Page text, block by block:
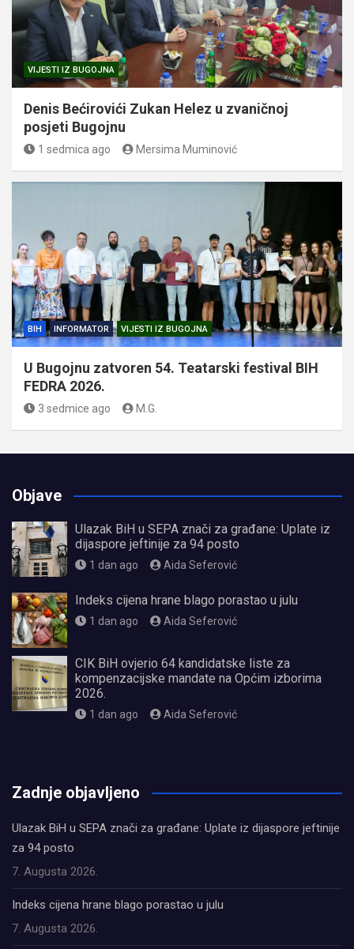
VIJESTI IZ BUGOJNA
Denis Bećirovići Zukan Helez u zvaničnoj
posjeti Bugojnu
1 sedmica ago Mersima Muminović
BIH INFORMATOR VIJESTI IZ BUGOJNA
U Bugojnu zatvoren 54. Teatarski festival BIH
FEDRA 2026.
3 sedmice ago M.G.
Objave
Ulazak BiH u SEPA znači za građane: Uplate iz
dijaspore jeftinije za 94 posto
1 dan ago Aida Seferović
Indeks cijena hrane blago porastao u julu
1 dan ago Aida Seferović
CIK BiH ovjerio 64 kandidatske liste za
kompenzacijske mandate na Općim izborima
2026.
1 dan ago Aida Seferović
Zadnje objavljeno
Ulazak BiH u SEPA znači za građane: Uplate iz dijaspore jeftinije
za 94 posto
7. Augusta 2026.
Indeks cijena hrane blago porastao u julu
7. Augusta 2026.